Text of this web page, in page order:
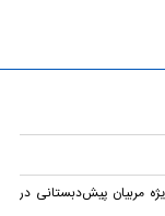
مربیان پیش‌دبستانی در